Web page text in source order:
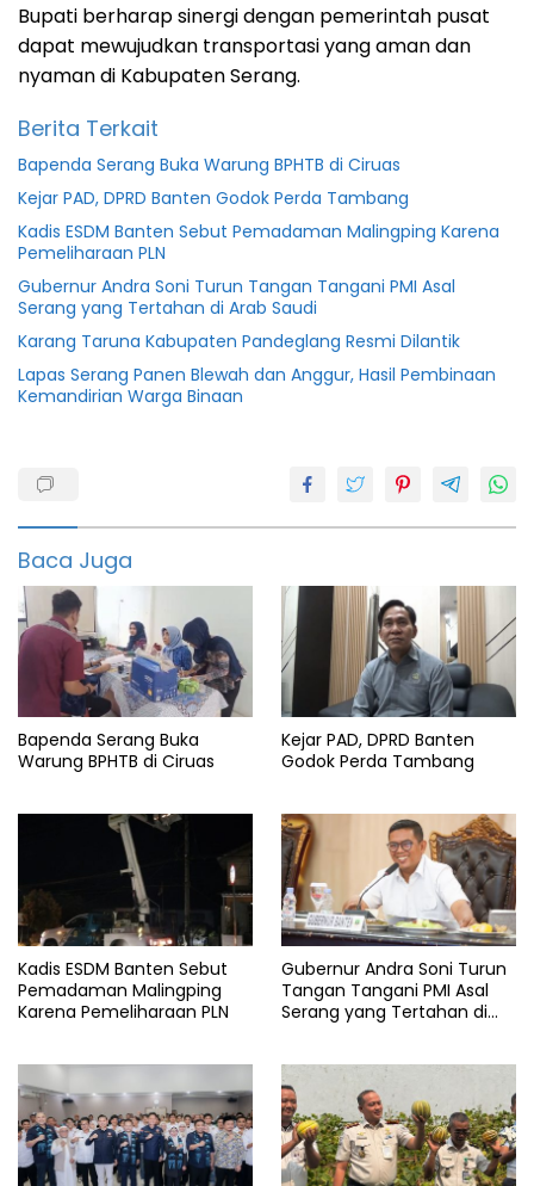
Bupati berharap sinergi dengan pemerintah pusat
dapat mewujudkan transportasi yang aman dan
nyaman di Kabupaten Serang.
Berita Terkait
Bapenda Serang Buka Warung BPHTB di Ciruas
Kejar PAD, DPRD Banten Godok Perda Tambang
Kadis ESDM Banten Sebut Pemadaman Malingping Karena
Pemeliharaan PLN
Gubernur Andra Soni Turun Tangan Tangani PMI Asal
Serang yang Tertahan di Arab Saudi
Karang Taruna Kabupaten Pandeglang Resmi Dilantik
Lapas Serang Panen Blewah dan Anggur, Hasil Pembinaan
Kemandirian Warga Binaan
serang
penerangan
jalan umum
pju
serang
Wisata
Baca Juga
Bapenda Serang Buka
Warung BPHTB di Ciruas
Kejar PAD, DPRD Banten
Godok Perda Tambang
Kadis ESDM Banten Sebut
Pemadaman Malingping
Karena Pemeliharaan PLN
Gubernur Andra Soni Turun
Tangan Tangani PMI Asal
Serang yang Tertahan di